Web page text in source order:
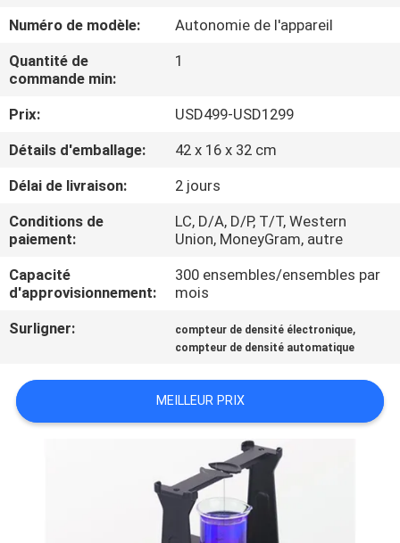
VISITE
CONTRÔLE
DE
QUALITÉ
CONTACTEZ-
NOUS
UNE
CITATION
Numéro de modèle:
Autonomie de l'appareil
Quantité de
commande min:
1
Prix:
USD499-USD1299
Détails d'emballage:
42 x 16 x 32 cm
Délai de livraison:
2 jours
Conditions de
paiement:
LC, D/A, D/P, T/T, Western
Union, MoneyGram, autre
Capacité
d'approvisionnement:
300 ensembles/ensembles par
mois
Surligner:
compteur de densité électronique,
compteur de densité automatique
MEILLEUR PRIX